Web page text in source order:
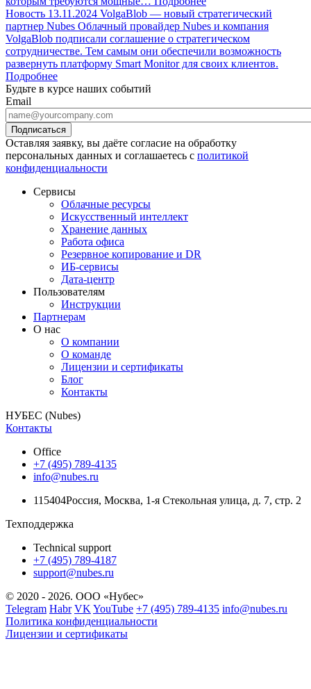
Новость 13.11.2024 VolgaBlob — новый стратегический
партнер Nubes Облачный провайдер Nubes и компания
VolgaBlob подписали соглашение о стратегическом
сотрудничестве. Тем самым они обеспечили возможность
развернуть платформу Smart Monitor для своих клиентов.
Подробнее
Будьте в курсе наших событий
Email
Оставляя заявку, вы даёте согласие на обработку
персональных данных и соглашаетесь с политикой
конфиденциальности
Сервисы
Облачные ресурсы
Искусственный интеллект
Хранение данных
Работа офиса
Резервное копирование и DR
ИБ-сервисы
Дата-центр
Пользователям
Инструкции
Партнерам
О нас
О компании
О команде
Лицензии и сертификаты
Блог
Контакты
НУБЕС (Nubes)
Контакты
Office
+7 (495) 789-4135
info@nubes.ru
115404Россия, Москва, 1-я Стекольная улица, д. 7, стр. 2
Техподдержка
Technical support
+7 (495) 789-4187
support@nubes.ru
© 2020 - 2026. ООО «Нубес»
Telegram Habr VK YouTube +7 (495) 789-4135 info@nubes.ru
Политика конфиденциальности
Лицензии и сертификаты